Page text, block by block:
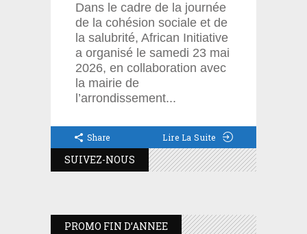
Dans le cadre de la journée
de la cohésion sociale et de
la salubrité, African Initiative
a organisé le samedi 23 mai
2026, en collaboration avec
la mairie de
l’arrondissement
Share Lire La Suite
SUIVEZ-NOUS
PROMO FIN D’ANNEE